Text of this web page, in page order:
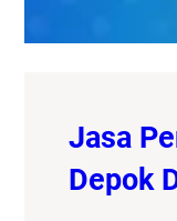
Jasa
Depok